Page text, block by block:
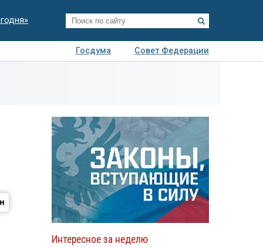
Госдума
Совет Федерации
Интересное за неделю